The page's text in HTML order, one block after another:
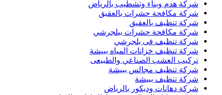
شركة هدم وبناء وتشطيب بالرياض
شركة مكافحة حشرات بالعقيق
شركة تنظيف بالعقيق
شركة مكافحة حشرات ببلجرشي
شركة تنظيف فى بلجرشي
شركة تنظيف خزانات المياه ببيشة
تركيب العشب الصناعي والطبيعى
شركة تنظيف مجالس ببيشة
شركة تنظيف ببيشة
شركة دهانات وديكور بالرياض